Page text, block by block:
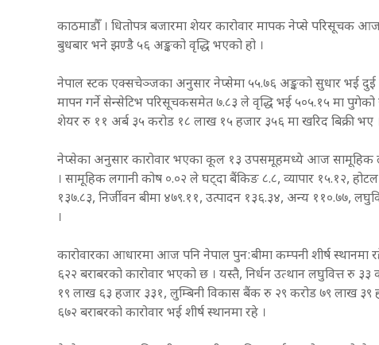
काठमाडौँ । धितोपत्र बजारमा शेयर कारोवार मापक नेप्से परिसूचक
बुधबार भने झण्डै ५६ अङ्कको वृद्धि भएको हो ।
नेपाल स्टक एक्सचेञ्जका अनुसार नेप्सेमा ५५.७६ अङ्कको सुधार भई दुई
मापन गर्ने सेन्सेटिभ परिसूचकसमेत ७.८३ ले वृद्धि भई ५०५.१५ मा
शेयर रु ११ अर्ब ३५ करोड १८ लाख १५ हजार ३५६ मा खरिद बिक्री भए
नेप्सेका अनुसार कारोवार भएका कूल १३ उपसमूहमध्ये आज
। सामूहिक लगानी कोष ०.०२ ले घट्दा बैंकिङ ८.८, व्यापार १५.१२,
१३७.८३, निर्जीवन बीमा ४७९.११, उत्पादन १३६.३४, अन्य ११०.७७,
।
कारोवारका आधारमा आज पनि नेपाल पुन:बीमा कम्पनी शीर्ष
६२२ बराबरको कारोवार भएको छ । यस्तै, निर्धन उत्थान लघुवित्त रु
१९ लाख ६३ हजार ३३१, लुम्बिनी विकास बैंक रु २९ करोड ७९ लाख
६७२ बराबरको कारोवार भई शीर्ष स्थानमा रहे ।